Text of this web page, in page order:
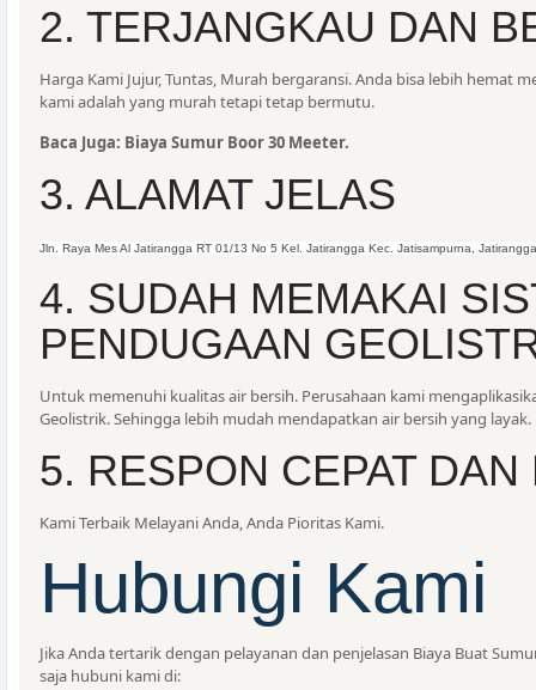
2. TERJANGKAU DAN
Harga Kami Jujur, Tuntas, Murah bergaransi. Anda bisa lebih hemat
kami adalah yang murah tetapi tetap bermutu.
Baca Juga: Biaya Sumur Boor 30 Meeter.
3. ALAMAT JELAS
Jln. Raya Mes Al Jatirangga RT 01/13 No 5 Kel. Jatirangga Kec. Jatisampurna,
4. SUDAH MEMAKAI
PENDUGAAN
Untuk memenuhi kualitas air bersih. Perusahaan kami
Geolistrik. Sehingga lebih mudah mendapatkan air bersih yang layak.
5. RESPON CEPAT DAN
Kami Terbaik Melayani Anda, Anda Pioritas Kami.
Hubungi Kami
Jika Anda tertarik dengan pelayanan dan penjelasan Biaya Buat
saja hubuni kami di: